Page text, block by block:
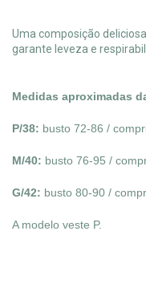
Uma composição
garante leveza e
Medidas aproximadas
P/38: busto 72-86 /
M/40: busto 76-95 /
G/42: busto 80-90 /
A modelo veste P.